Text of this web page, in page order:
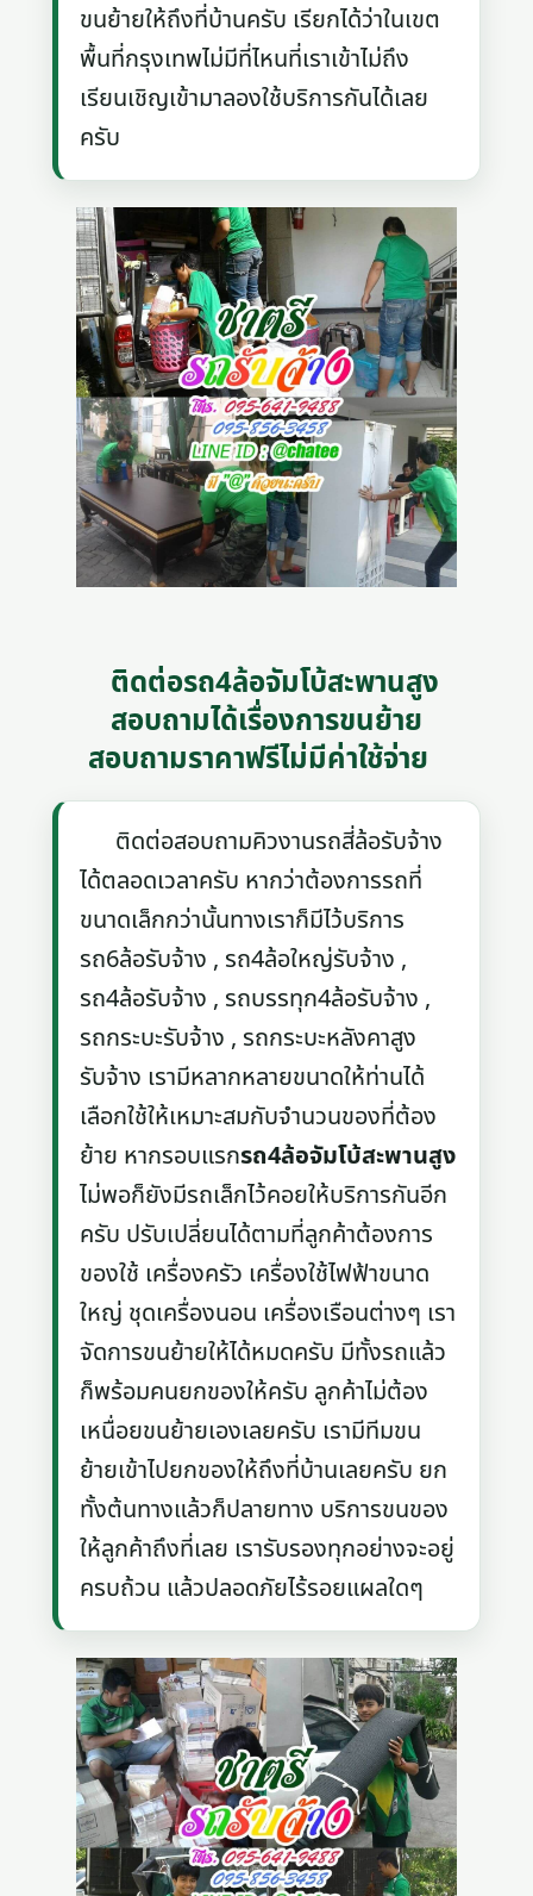
ขนย้ายให้ถึงที่บ้านครับ เรียกได้ว่าในเขต
พื้นที่กรุงเทพไม่มีที่ไหนที่เราเข้าไม่ถึง
เรียนเชิญเข้ามาลองใช้บริการกันได้เลย
ครับ
ติดต่อรถ4ล้อจัมโบ้สะพานสูง
สอบถามได้เรื่องการขนย้าย
สอบถามราคาฟรีไม่มีค่าใช้จ่าย
ติดต่อสอบถามคิวงานรถสี่ล้อรับจ้าง
ได้ตลอดเวลาครับ หากว่าต้องการรถที่
ขนาดเล็กกว่านั้นทางเราก็มีไว้บริการ
รถ6ล้อรับจ้าง , รถ4ล้อใหญ่รับจ้าง ,
รถ4ล้อรับจ้าง , รถบรรทุก4ล้อรับจ้าง ,
รถกระบะรับจ้าง , รถกระบะหลังคาสูง
รับจ้าง เรามีหลากหลายขนาดให้ท่านได้
เลือกใช้ให้เหมาะสมกับจำนวนของที่ต้อง
ย้าย หากรอบแรกรถ4ล้อจัมโบ้สะพานสูง
ไม่พอก็ยังมีรถเล็กไว้คอยให้บริการกันอีก
ครับ ปรับเปลี่ยนได้ตามที่ลูกค้าต้องการ
ของใช้ เครื่องครัว เครื่องใช้ไฟฟ้าขนาด
ใหญ่ ชุดเครื่องนอน เครื่องเรือนต่างๆ เรา
จัดการขนย้ายให้ได้หมดครับ มีทั้งรถแล้ว
ก็พร้อมคนยกของให้ครับ ลูกค้าไม่ต้อง
เหนื่อยขนย้ายเองเลยครับ เรามีทีมขน
ย้ายเข้าไปยกของให้ถึงที่บ้านเลยครับ ยก
ทั้งต้นทางแล้วก็ปลายทาง บริการขนของ
ให้ลูกค้าถึงที่เลย เรารับรองทุกอย่างจะอยู่
ครบถ้วน แล้วปลอดภัยไร้รอยแผลใดๆ